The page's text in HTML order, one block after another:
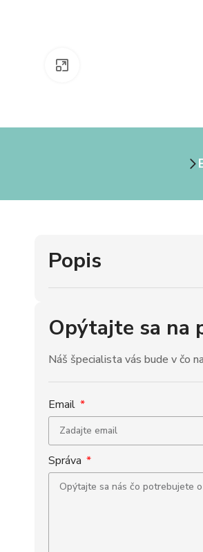
Popis
Opýtajte sa na
Náš špecialista vás bude v čo
Email
Správa